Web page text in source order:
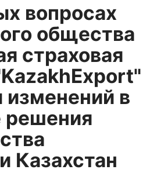
вопросах
общества
страховая
изменений в
решения
Казахстан